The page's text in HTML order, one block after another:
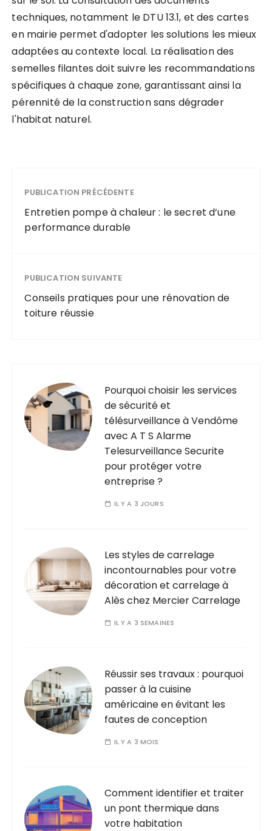
techniques, notamment le DTU 13.1, et des cartes
en mairie permet d'adopter les solutions les mieux
adaptées au contexte local. La réalisation des
semelles filantes doit suivre les recommandations
spécifiques à chaque zone, garantissant ainsi la
pérennité de la construction sans dégrader
l'habitat naturel.
PUBLICATION PRÉCÉDENTE
Entretien pompe à chaleur : le secret d’une
performance durable
PUBLICATION SUIVANTE
Conseils pratiques pour une rénovation de
toiture réussie
Pourquoi choisir les services
de sécurité et
télésurveillance à Vendôme
avec A T S Alarme
Telesurveillance Securite
pour protéger votre
entreprise ?
IL Y A 3 JOURS
Les styles de carrelage
incontournables pour votre
décoration et carrelage à
Alès chez Mercier Carrelage
IL Y A 3 SEMAINES
Réussir ses travaux : pourquoi
passer à la cuisine
américaine en évitant les
fautes de conception
IL Y A 3 MOIS
Comment identifier et traiter
un pont thermique dans
votre habitation